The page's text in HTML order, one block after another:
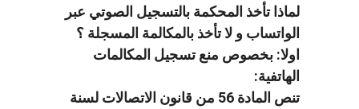
لماذا تأخذ المحكمة بالتسجيل الصوتي عبر
الواتساب و لا تأخذ بالمكالمة المسجلة ؟
اولا: بخصوص منع تسجيل المكالمات
الهاتفية:
تنص المادة 56 من قانون الاتصالات لسنة